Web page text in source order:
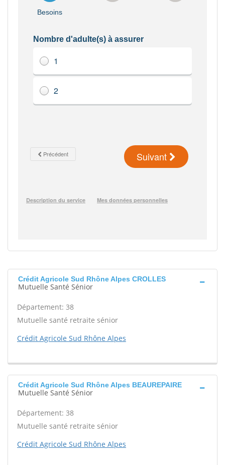
Crédit Agricole Sud Rhône Alpes CROLLES
Mutuelle Santé Sénior
Département: 38
Mutuelle santé retraite sénior
Crédit Agricole Sud Rhône Alpes
Crédit Agricole Sud Rhône Alpes BEAUREPAIRE
Mutuelle Santé Sénior
Département: 38
Mutuelle santé retraite sénior
Crédit Agricole Sud Rhône Alpes